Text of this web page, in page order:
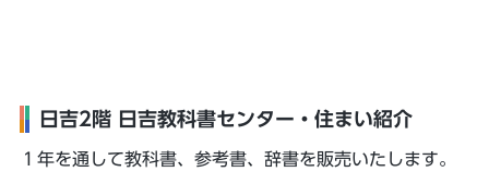
日吉2階 日吉教科書センター・住まい紹介
１年を通して教科書、参考書、辞書を販売いたします。